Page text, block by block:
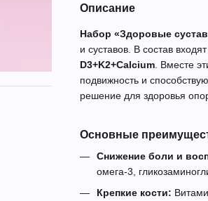
Описание
Набор «Здоровые
и суставов. В состав входят
D3+K2+Calcium . Вместе
подвижность и
решение для здоровья
Основные
Снижение боли и
омега-3,
Крепкие кости: